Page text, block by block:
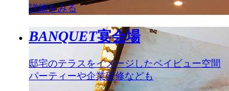
詳細をみる
BANQUET宴会場
邸宅のテラスをイメージしたベイビュー空間
パーティーや企業研修なども